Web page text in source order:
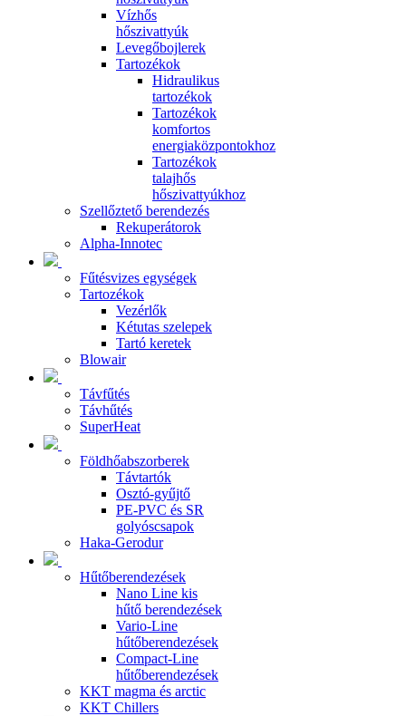
Vízhős
hőszivattyúk
Levegőbojlerek
Tartozékok
Hidraulikus
tartozékok
Tartozékok
komfortos
energiaközpontokhoz
Tartozékok
talajhős
hőszivattyúkhoz
Szellőztető berendezés
Rekuperátorok
Alpha-Innotec
Fűtésvizes egységek
Tartozékok
Vezérlők
Kétutas szelepek
Tartó keretek
Blowair
Távfűtés
Távhűtés
SuperHeat
Földhőabszorberek
Távtartók
Osztó-gyűjtő
PE-PVC és SR
golyóscsapok
Haka-Gerodur
Hűtőberendezések
Nano Line kis
hűtő berendezések
Vario-Line
hűtőberendezések
Compact-Line
hűtőberendezések
KKT magma és arctic
KKT Chillers